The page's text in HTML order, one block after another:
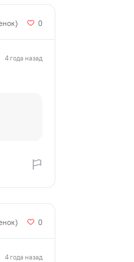
0
4 года назад
0
4 года назад